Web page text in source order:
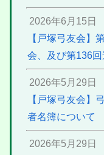
2026年6月15日
【戸塚弓友会】
会、及び第136
2026年5月29日
【戸塚弓友会】
者名簿について
2026年5月29日